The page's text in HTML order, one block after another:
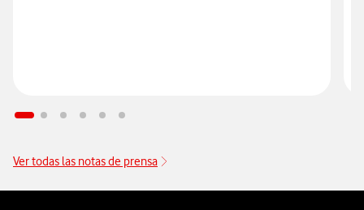
Ver todas las notas de prensa